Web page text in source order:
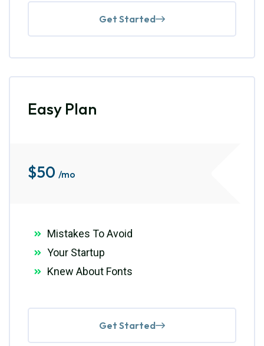
Get Started
Easy Plan
$50 /mo
Mistakes To Avoid
Your Startup
Knew About Fonts
Get Started